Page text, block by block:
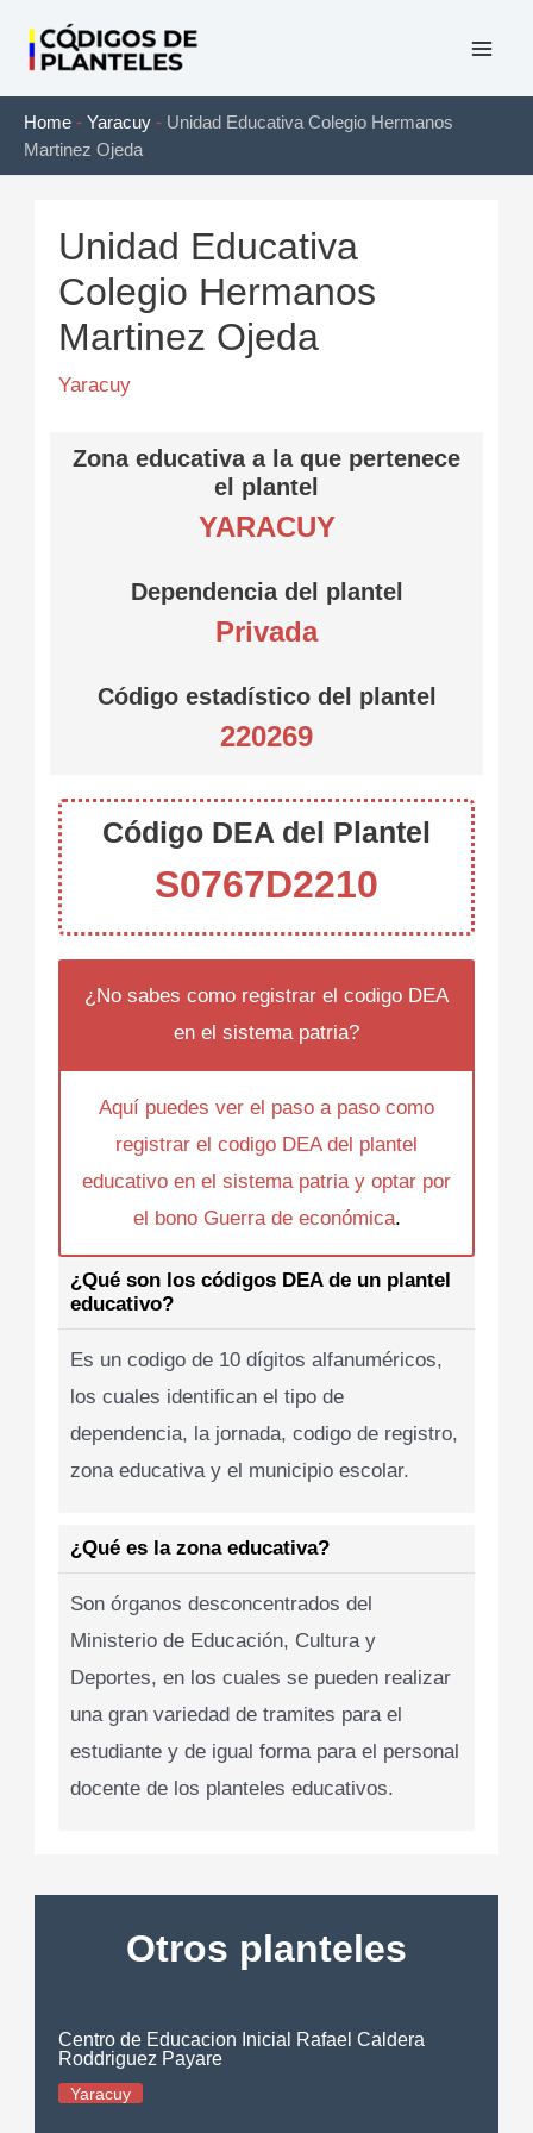
contenido
Home - Yaracuy - Unidad Educativa Colegio Hermanos
Martinez Ojeda
Unidad Educativa
Colegio Hermanos
Martinez Ojeda
Yaracuy
Zona educativa a la que pertenece
el plantel
YARACUY
Dependencia del plantel
Privada
Código estadístico del plantel
220269
Código DEA del Plantel
S0767D2210
¿No sabes como registrar el codigo DEA
en el sistema patria?
Aquí puedes ver el paso a paso como
registrar el codigo DEA del plantel
educativo en el sistema patria y optar por
el bono Guerra de económica.
¿Qué son los códigos DEA de un plantel
educativo?
Es un codigo de 10 dígitos alfanuméricos,
los cuales identifican el tipo de
dependencia, la jornada, codigo de registro,
zona educativa y el municipio escolar.
¿Qué es la zona educativa?
Son órganos desconcentrados del
Ministerio de Educación, Cultura y
Deportes, en los cuales se pueden realizar
una gran variedad de tramites para el
estudiante y de igual forma para el personal
docente de los planteles educativos.
Otros planteles
Centro de Educacion Inicial Rafael Caldera
Roddriguez Payare
Yaracuy